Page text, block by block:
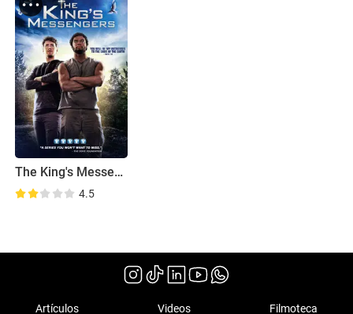
The King's Messengers
4.5
Artículos Videos Filmoteca